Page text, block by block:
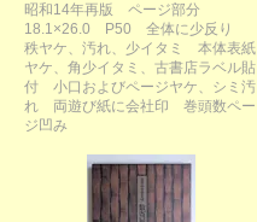
昭和14年再版 ページ部分
18.1×26.0 P50 全体に少反り
秩ヤケ、汚れ、少イタミ 本体表紙
ヤケ、角少イタミ、古書店ラベル貼
付 小口およびページヤケ、シミ汚
れ 両遊び紙に会社印 巻頭数ペー
ジ凹み